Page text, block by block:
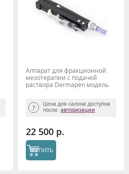
Аппарат для фракционной
мезотерапии с подачей
раствора Dermapen модель
Цена для салона доступна
после авторизации
22 500 р.
КУПИТЬ